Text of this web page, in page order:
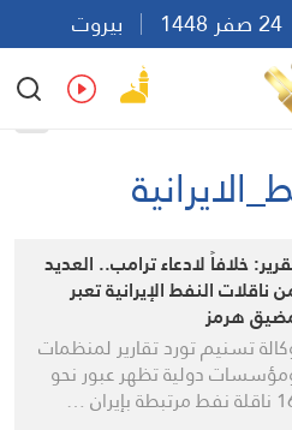
بيروت
Ar
خلافاً لادعاء ترامب.. العديد
ناقلات النفط الإيرانية تعبر
هرمز
تسنيم تورد تقارير لمنظمات
دولية تظهر عبور نحو
بإيران …